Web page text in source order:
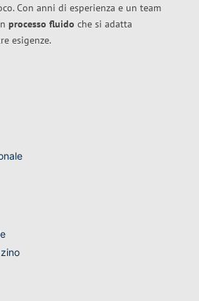
Con anni di esperienza e un team
processo fluido che si adatta
esigenze.